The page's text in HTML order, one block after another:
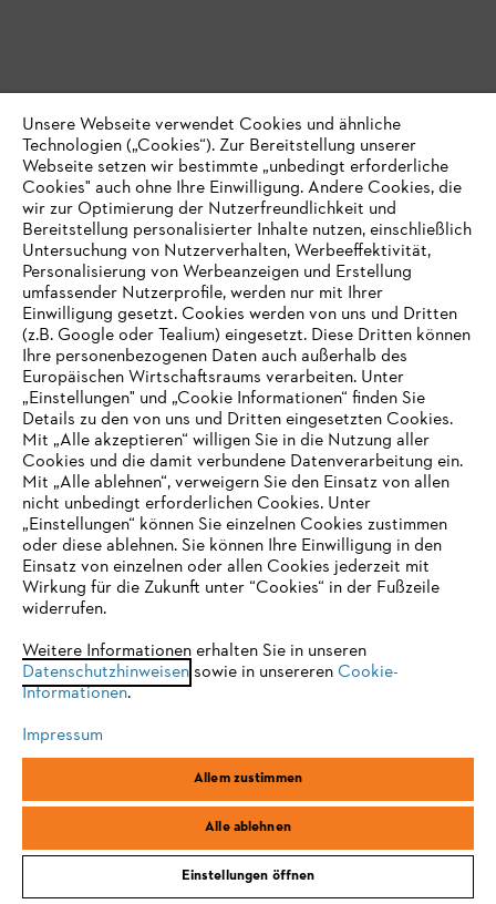
Der STIHL Newsletter von Profis für
Profis
In unserem STIHL Profi Newsletter erfahren Sie regelmäßig alles
über unsere leistungsstarken Produkte, Services und Veranstaltungen
für Profianwenderinnen und -anwender.
Zum Profi Newsletter anmelden
Akku-Berater für Profis
Finden Sie heraus, welche Akku-Geräte und Ladelösungen zu Ihren
Aufgaben und Ihrem Unternehmen passen. Lassen Sie sich jetzt
vom STIHL Online-Berater optimal durch unsere Lösungen führen.
Online-Produktberater starten
Mehr aus der Arbeitssicherheit
IHR BROWSER WIRD NICHT
UNTERSTÜTZT
eine optimale Nutzung unserer Seite empfehlen wir Ihnen, zu
einem der folgenden Browser zu wechseln:
Firefox Chrome
Unsere Webseite verwendet Cookies und ähnliche
Technologien („Cookies“). Zur Bereitstellung unserer
Webseite setzen wir bestimmte „unbedingt erforderliche
Cookies" auch ohne Ihre Einwilligung. Andere Cookies, die
wir zur Optimierung der Nutzerfreundlichkeit und
Bereitstellung personalisierter Inhalte nutzen, einschließlich
Untersuchung von Nutzerverhalten, Werbeeffektivität,
Personalisierung von Werbeanzeigen und Erstellung
umfassender Nutzerprofile, werden nur mit Ihrer
Einwilligung gesetzt. Cookies werden von uns und Dritten
(z.B. Google oder Tealium) eingesetzt. Diese Dritten können
Ihre personenbezogenen Daten auch außerhalb des
Europäischen Wirtschaftsraums verarbeiten. Unter
„Einstellungen" und „Cookie Informationen“ finden Sie
Details zu den von uns und Dritten eingesetzten Cookies.
Mit „Alle akzeptieren“ willigen Sie in die Nutzung aller
Cookies und die damit verbundene Datenverarbeitung ein.
Mit „Alle ablehnen“, verweigern Sie den Einsatz von allen
nicht unbedingt erforderlichen Cookies. Unter
„Einstellungen“ können Sie einzelnen Cookies zustimmen
oder diese ablehnen. Sie können Ihre Einwilligung in den
Einsatz von einzelnen oder allen Cookies jederzeit mit
Wirkung für die Zukunft unter “Cookies“ in der Fußzeile
widerrufen.
Weitere Informationen erhalten Sie in unseren
Datenschutzhinweisensowie in unsereren Cookie-
Informationen.
Impressum
Allem zustimmen
Alle ablehnen
Einstellungen öffnen